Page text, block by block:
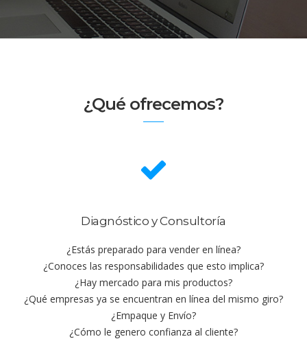
¿Qué ofrecemos?
Diagnóstico y Consultoría
¿Estás preparado para vender en línea?
¿Conoces las responsabilidades que esto implica?
¿Hay mercado para mis productos?
¿Qué empresas ya se encuentran en línea del mismo giro?
¿Empaque y Envío?
¿Cómo le genero confianza al cliente?